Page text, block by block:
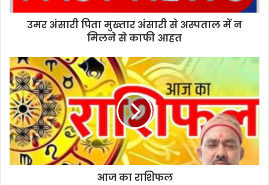
उमर अंसारी पिता मुख्तार अंसारी से अस्पताल में न
मिलने से काफी आहत
आज का राशिफल